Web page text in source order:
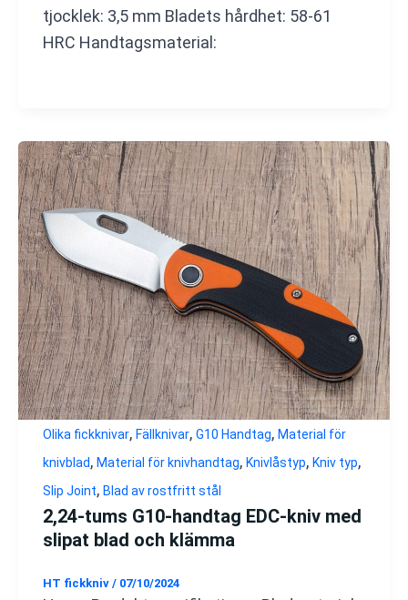
tjocklek: 3,5 mm Bladets hårdhet: 58-61
HRC Handtagsmaterial:
Olika fickknivar, Fällknivar, G10 Handtag, Material för
knivblad, Material för knivhandtag, Knivlåstyp, Kniv typ,
Slip Joint, Blad av rostfritt stål
2,24-tums G10-handtag EDC-kniv med
slipat blad och klämma
HT fickkniv / 07/10/2024